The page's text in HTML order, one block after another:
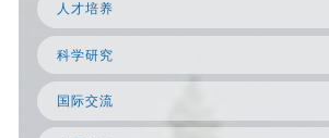
人才培养
科学研究
国际交流